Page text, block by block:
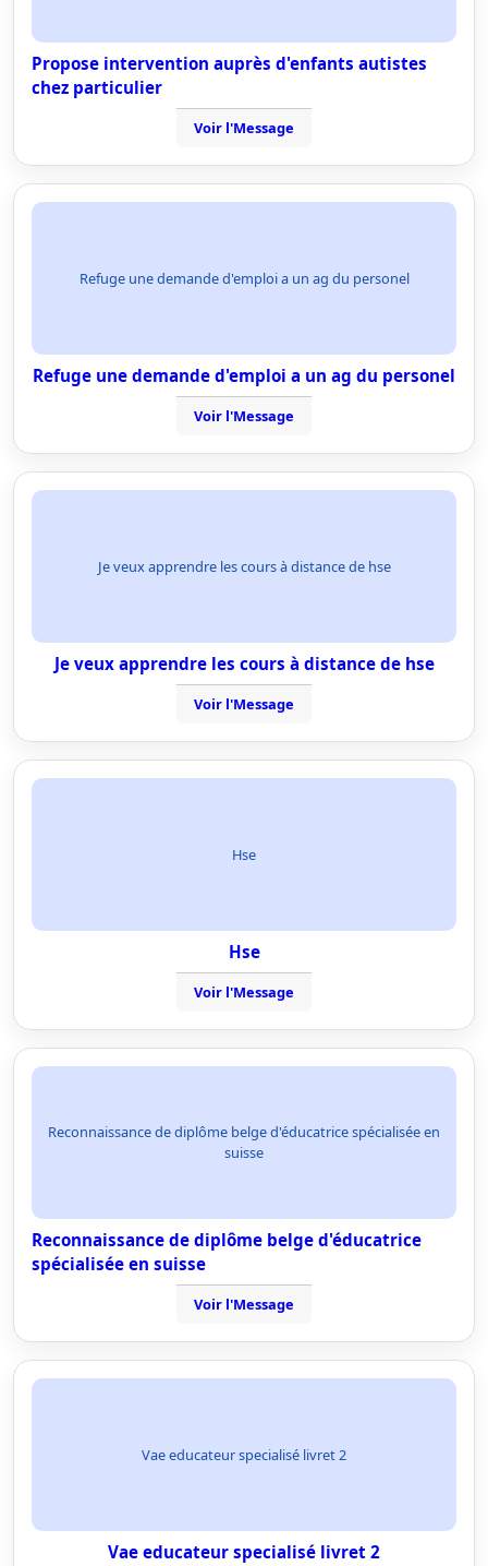
Propose intervention auprès d'enfants autistes
chez particulier
Voir l'Message
Refuge une demande d'emploi a un ag du personel
Refuge une demande d'emploi a un ag du personel
Voir l'Message
Je veux apprendre les cours à distance de hse
Je veux apprendre les cours à distance de hse
Voir l'Message
Hse
Hse
Voir l'Message
Reconnaissance de diplôme belge d'éducatrice spécialisée en
suisse
Reconnaissance de diplôme belge d'éducatrice
spécialisée en suisse
Voir l'Message
Vae educateur specialisé livret 2
Vae educateur specialisé livret 2